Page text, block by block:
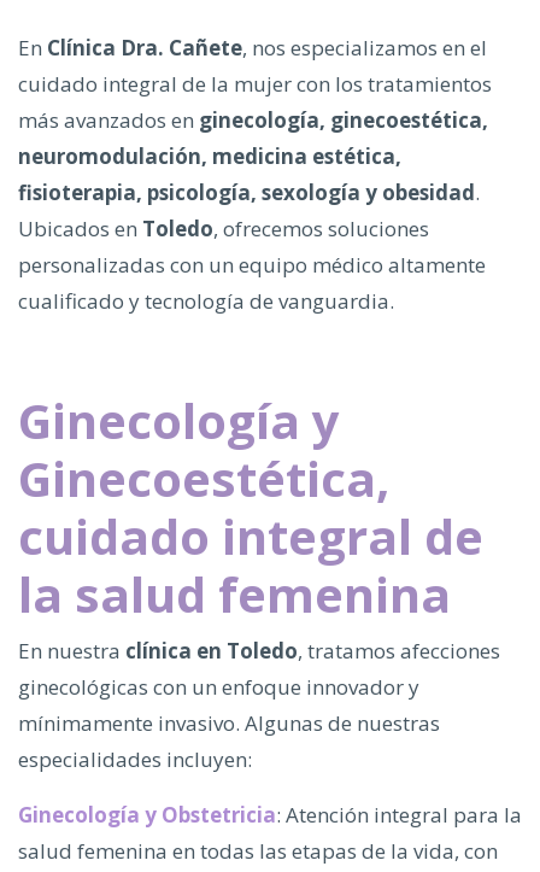
En Clínica Dra. Cañete, nos especializamos en el
cuidado integral de la mujer con los tratamientos
más avanzados en ginecología, ginecoestética,
neuromodulación, medicina estética,
fisioterapia, psicología, sexología y obesidad.
Ubicados en Toledo, ofrecemos soluciones
personalizadas con un equipo médico altamente
cualificado y tecnología de vanguardia.
Ginecología y
Ginecoestética,
cuidado integral de
la salud femenina
En nuestra clínica en Toledo, tratamos afecciones
ginecológicas con un enfoque innovador y
mínimamente invasivo. Algunas de nuestras
especialidades incluyen:
Ginecología y Obstetricia: Atención integral para la
salud femenina en todas las etapas de la vida, con